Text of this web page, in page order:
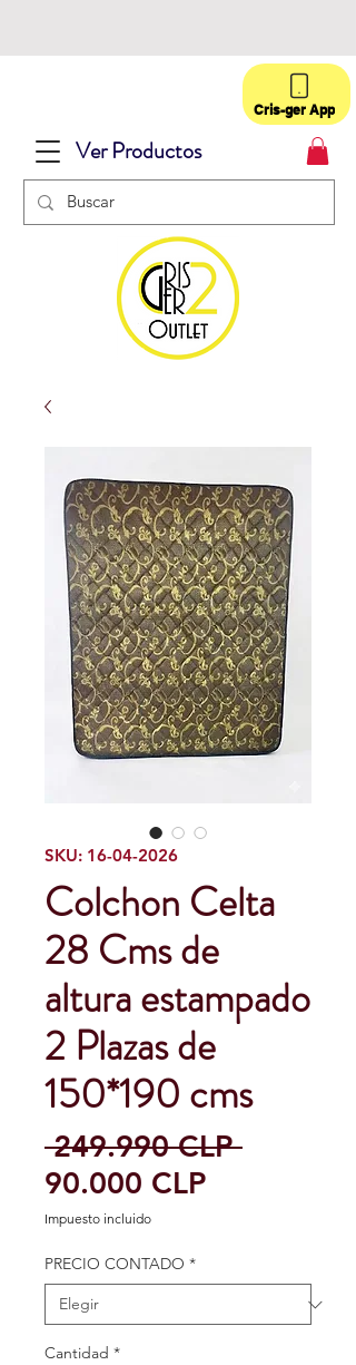
Ver Productos
Cris-ger App
SKU: 16-04-2026
Colchon Celta
28 Cms de
altura estampado
2 Plazas de
150*190 cms
249.990 CLP Precio
90.000 CLP
Impuesto incluido
PRECIO CONTADO *
Cantidad *